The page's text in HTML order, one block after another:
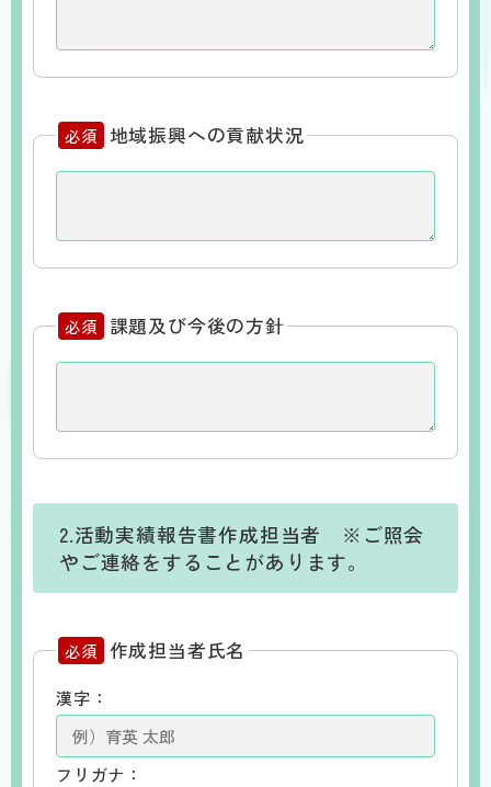
必須 地域振興への貢献状況
必須 課題及び今後の方針
2.活動実績報告書作成担当者 ※ご照会
やご連絡をすることがあります。
必須 作成担当者氏名
漢字：
フリガナ：